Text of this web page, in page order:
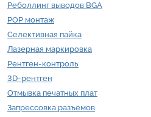
Реболлинг выводов BGA
POP монтаж
Селективная пайка
Лазерная маркировка
Рентген-контроль
3D-рентген
Отмывка печатных плат
Запрессовка разъёмов